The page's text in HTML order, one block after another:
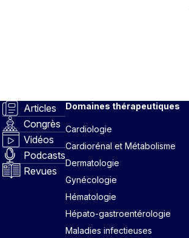
Articles
Congrès
Vidéos
Podcasts
Revues
Domaines thérapeutiques
Cardiologie
Cardiorénal et Métabolisme
Dermatologie
Gynécologie
Hématologie
Hépato-gastroentérologie
Maladies infectieuses